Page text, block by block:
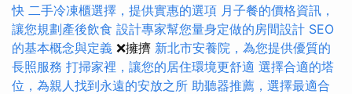
快 二手冷凍櫃選擇，提供實惠的選項 月子餐的價格資訊，
讓您規劃產後飲食 設計專家幫您量身定做的房間設計 SEO
的基本概念與定義 ❌擁擠 新北市安養院，為您提供優質的
長照服務 打掃家裡，讓您的居住環境更舒適 選擇合適的塔
位，為親人找到永遠的安放之所 助聽器推薦，選擇最適合